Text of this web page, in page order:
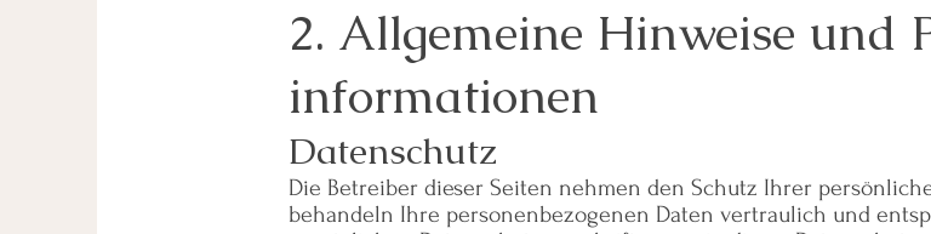
2. Allgemeine Hinweise
informationen
Datenschutz
Die Betreiber dieser Seiten nehmen den Schutz Ihrer
behandeln Ihre personenbezogenen Daten vertraulich und